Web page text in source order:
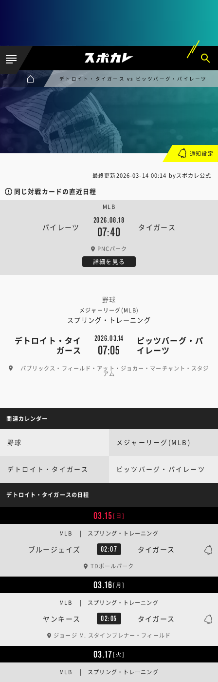
デトロイト・タイガース vs ピッツバーグ・パイレーツ
最終更新2026-03-14 00:14 byスポカレ公式
同じ対戦カードの直近日程
パイレーツ
2026.08.18
07:40 タイガース
MLB
PNCパーク
詳細を見る
野球
メジャーリーグ(MLB)
スプリング・トレーニング
デトロイト・タイ
ガース
2026.03.14
07:05
ピッツバーグ・パ
イレーツ
パブリックス・フィールド・アット・ジョカー・マーチャント・スタジ
アム
通知設定
関連カレンダー
野球 メジャーリーグ(MLB)
デトロイト・タイガース ピッツバーグ・パイレーツ
デトロイト・タイガースの日程
03.15[日]
ブルージェイズ 02:07 タイガース
MLB | スプリング・トレーニング
TDボールパーク
03.16[月]
ヤンキース 02:05 タイガース
MLB | スプリング・トレーニング
ジョージ M. スタインブレナー・フィールド
03.17[火]
MLB | スプリング・トレーニング